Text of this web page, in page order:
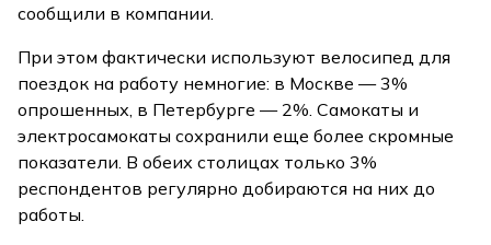
сообщили в компании.
При этом фактически используют велосипед для
поездок на работу немногие: в Москве — 3%
опрошенных, в Петербурге — 2%. Самокаты и
электросамокаты сохранили еще более скромные
показатели. В обеих столицах только 3%
респондентов регулярно добираются на них до
работы.